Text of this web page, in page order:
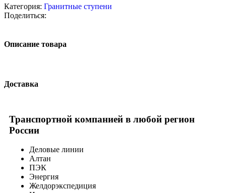
Категория: Гранитные ступени
Поделиться:
Описание товара
Доставка
Транспортной компанией в любой регион
России
Деловые линии
Алтан
ПЭК
Энергия
Желдорэкспедиция